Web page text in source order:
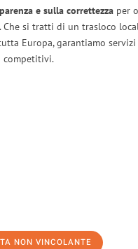
e sulla correttezza per
Che si tratti di un trasloco
Europa, garantiamo
competitivi.
NON VINCOLANTE